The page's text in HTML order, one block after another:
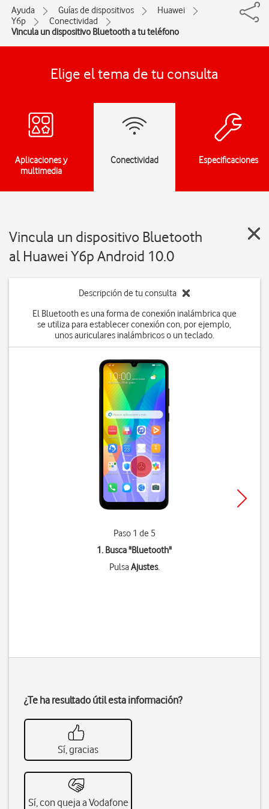
Ayuda Guías de dispositivos
Huawei
Y6p
Conectividad
Vincula un dispositivo Bluetooth a tu teléfono
Elige el tema de tu consulta
Aplicaciones y
multimedia
Conectividad Especificaciones
Vincula un dispositivo Bluetooth
al Huawei Y6p Android 10.0
Descripción de tu consulta
El Bluetooth es una forma de conexión inalámbrica que
se utiliza para establecer conexión con, por ejemplo,
unos auriculares inalámbricos o un teclado.
Paso 1 de 5
1. Busca "Bluetooth"
PulsaAjustes.
¿Te ha resultado útil esta información?
Sí, gracias
Sí, con queja a Vodafone